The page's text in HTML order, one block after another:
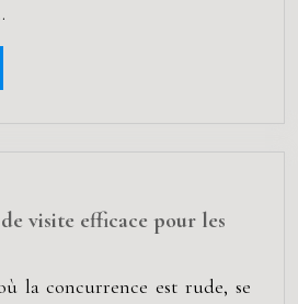
visite efficace pour les
la concurrence est rude, se